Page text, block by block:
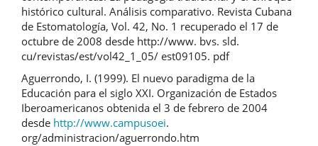
histórico cultural. Análisis comparativo. Revista Cubana
de Estomatología, Vol. 42, No. 1 recuperado el 17 de
octubre de 2008 desde http://www. bvs. sld.
cu/revistas/est/vol42_1_05/ est09105. pdf
Aguerrondo, I. (1999). El nuevo paradigma de la
Educación para el siglo XXI. Organización de Estados
Iberoamericanos obtenida el 3 de febrero de 2004
desde http://www.campusoei.
org/administracion/aguerrondo.htm